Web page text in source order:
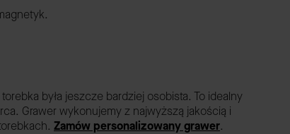
była jeszcze bardziej osobista. To idealny
Grawer wykonujemy z najwyższą jakością i
Zamów personalizowany grawer.